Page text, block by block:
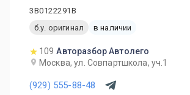
3B0122291B
б.у. оригинал
в наличии
109 Авторазбор Автолего
Москва, ул. Совпартшкола, уч.1
(929) 555-88-48